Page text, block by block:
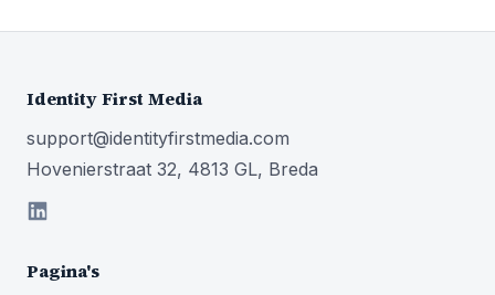
Identity First Media
support@identityfirstmedia.com
Hovenierstraat 32, 4813 GL, Breda
Pagina's